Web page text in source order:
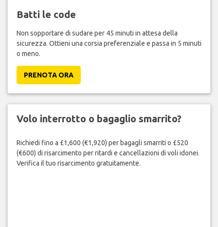
Batti le code
Non sopportare di sudare per 45 minuti in attesa della
sicurezza. Ottieni una corsia preferenziale e passa in 5 minuti
o meno.
PRENOTA ORA
Volo interrotto o bagaglio smarrito?
Richiedi fino a £1,600 (€1,920) per bagagli smarriti o £520
(€600) di risarcimento per ritardi e cancellazioni di voli idonei.
Verifica il tuo risarcimento gratuitamente.